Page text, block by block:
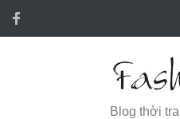
Blog thời